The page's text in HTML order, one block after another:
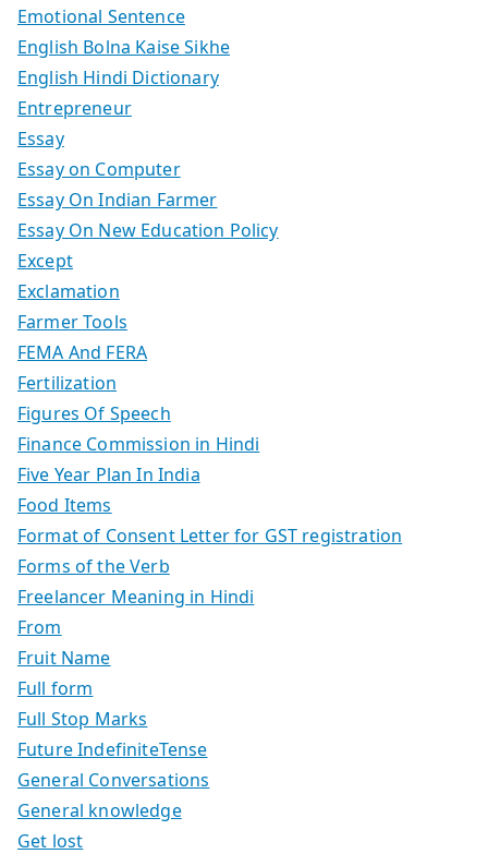
Emotional Sentence
English Bolna Kaise Sikhe
English Hindi Dictionary
Entrepreneur
Essay
Essay on Computer
Essay On Indian Farmer
Essay On New Education Policy
Except
Exclamation
Farmer Tools
FEMA And FERA
Fertilization
Figures Of Speech
Finance Commission in Hindi
Five Year Plan In India
Food Items
Format of Consent Letter for GST registration
Forms of the Verb
Freelancer Meaning in Hindi
From
Fruit Name
Full form
Full Stop Marks
Future IndefiniteTense
General Conversations
General knowledge
Get lost